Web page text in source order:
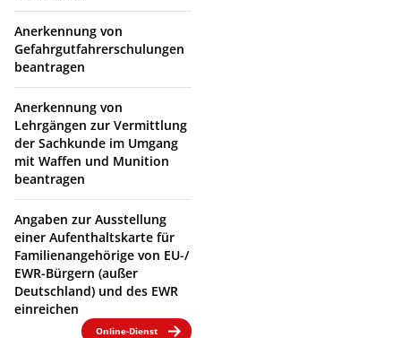
Anerkennung von
Gefahrgutfahrerschulungen
beantragen
Anerkennung von
Lehrgängen zur Vermittlung
der Sachkunde im Umgang
mit Waffen und Munition
beantragen
Angaben zur Ausstellung
einer Aufenthaltskarte für
Familienangehörige von EU-/
EWR-Bürgern (außer
Deutschland) und des EWR
einreichen
Online-Dienst